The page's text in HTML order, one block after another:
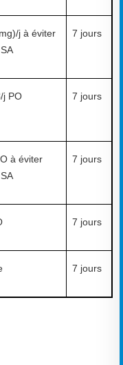
j à éviter
7 jours
j PO 7 jours
à éviter
7 jours
7 jours
7 jours